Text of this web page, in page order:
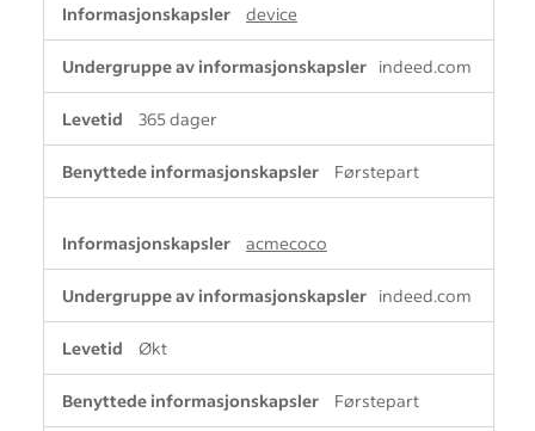
e
device
indeed.com
365 dager
Førstepart
acmecoco
indeed.com
Økt
Førstepart